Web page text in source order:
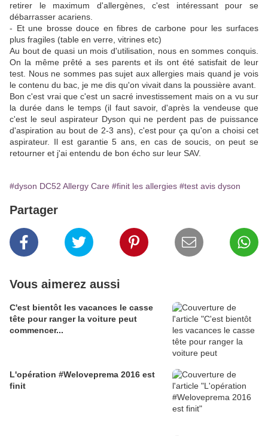
retirer le maximum d'allergènes, c'est intéressant pour se
débarrasser acariens.
- Et une brosse douce en fibres de carbone pour les surfaces
plus fragiles (table en verre, vitrines etc)
Au bout de quasi un mois d'utilisation, nous en sommes conquis.
On la même prêté a ses parents et ils ont été satisfait de leur
test. Nous ne sommes pas sujet aux allergies mais quand je vois
le contenu du bac, je me dis qu'on vivait dans la poussière avant.
Bon c'est vrai que c'est un sacré investissement mais on a vu sur
la durée dans le temps (il faut savoir, d'après la vendeuse que
c'est le seul aspirateur Dyson qui ne perdent pas de puissance
d'aspiration au bout de 2-3 ans), c'est pour ça qu'on a choisi cet
aspirateur. Il est garantie 5 ans, en cas de soucis, on peut se
retourner et j'ai entendu de bon écho sur leur SAV.
#dyson DC52 Allergy Care #finit les allergies #test avis dyson
Partager
Vous aimerez aussi
C'est bientôt les vacances le casse
tête pour ranger la voiture peut
commencer...
L'opération #Weloveprema 2016 est
finit